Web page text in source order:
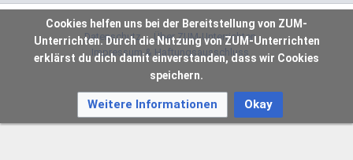
Datenschutz
Über ZUM-Unterrichten
Impressum & Haftungsausschluss
Cookies helfen uns bei der Bereitstellung von ZUM-
Unterrichten. Durch die Nutzung von ZUM-Unterrichten
erklärst du dich damit einverstanden, dass wir Cookies
speichern.
Weitere Informationen Okay